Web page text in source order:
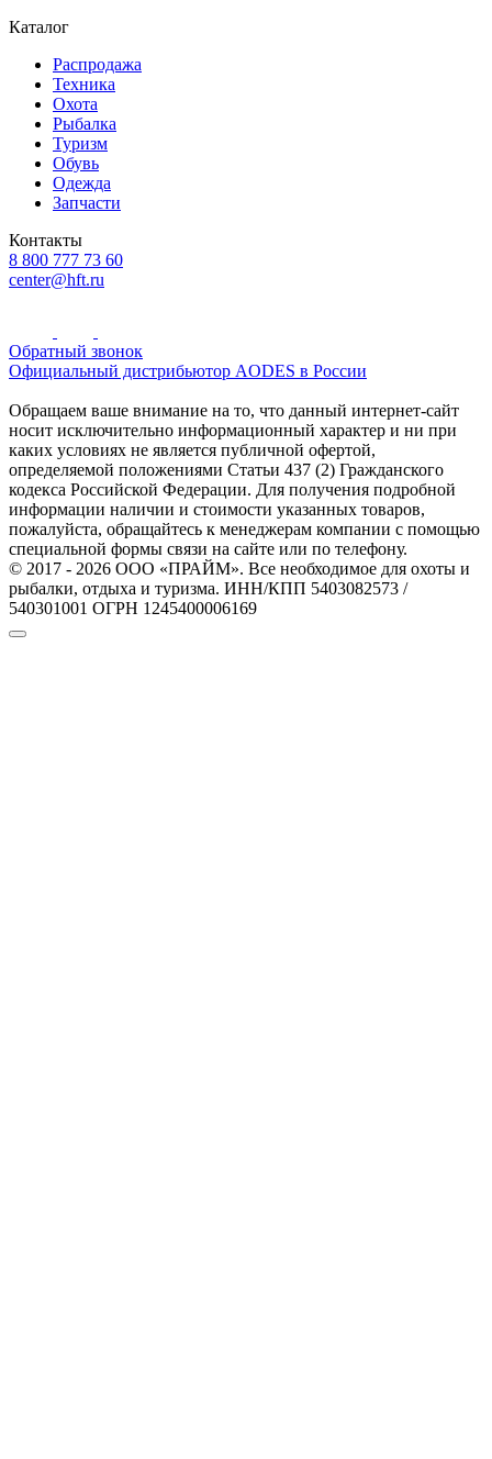
Каталог
Распродажа
Техника
Охота
Рыбалка
Туризм
Обувь
Одежда
Запчасти
Контакты
8 800 777 73 60
center@hft.ru
Обратный звонок
Официальный дистрибьютор AODES в России
Обращаем ваше внимание на то, что данный интернет-сайт
носит исключительно информационный характер и ни при
каких условиях не является публичной офертой,
определяемой положениями Статьи 437 (2) Гражданского
кодекса Российской Федерации. Для получения подробной
информации наличии и стоимости указанных товаров,
пожалуйста, обращайтесь к менеджерам компании с помощью
специальной формы связи на сайте или по телефону.
© 2017 - 2026 ООО «ПРАЙМ». Все необходимое для охоты и
рыбалки, отдыха и туризма. ИНН/КПП 5403082573 /
540301001 ОГРН 1245400006169